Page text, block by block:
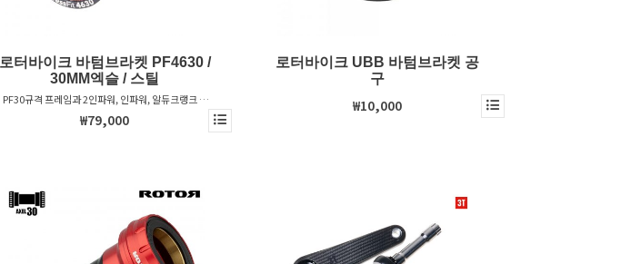
로터바이크 바텀브라켓 PF4630 /
30MM엑슬 / 스틸
PF30규격 프레임과 2인파워, 인파워, 알듀크랭크 &
베가스트 크랭크를 위한 바텀브라켓
₩79,000
로터바이크 UBB 바텀브라켓 공
구
₩10,000